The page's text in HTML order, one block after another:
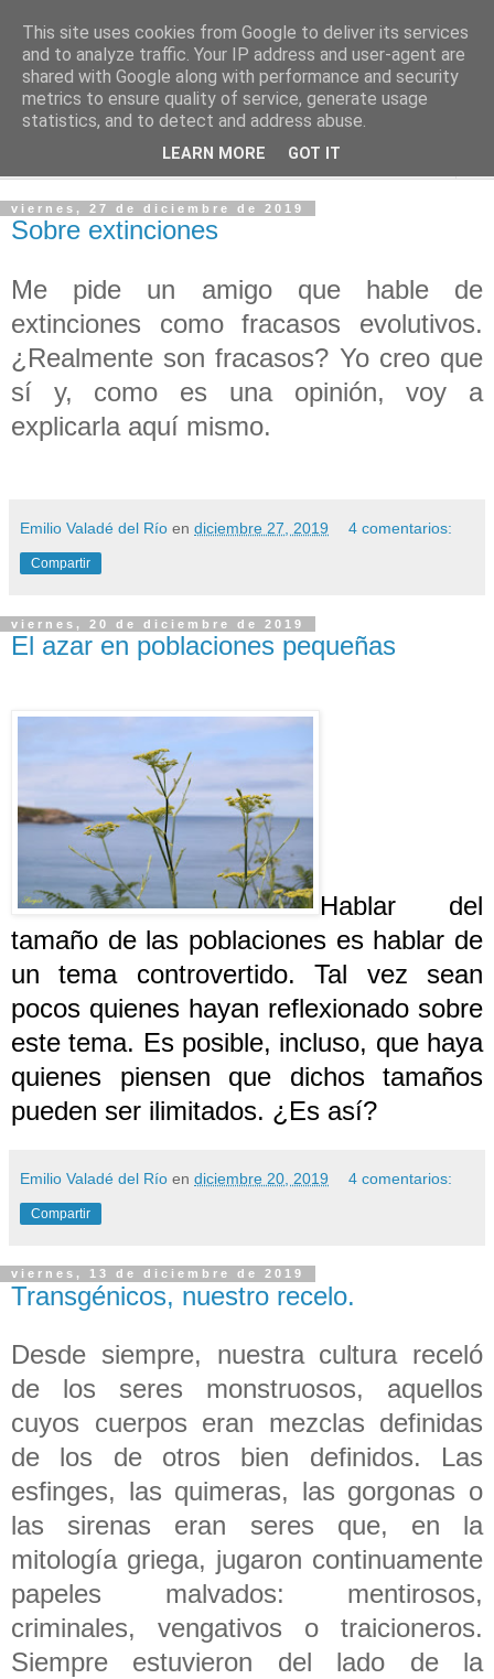
PASEANTE SILENCIOSO
Blog personal de Emilio Valadé del Río
viernes, 27 de diciembre de 2019
Sobre extinciones
Me pide un amigo que hable de
extinciones como fracasos evolutivos.
¿Realmente son fracasos? Yo creo que
sí y, como es una opinión, voy a
explicarla aquí mismo.
Emilio Valadé del Río en diciembre 27, 2019 4 comentarios:
Compartir
viernes, 20 de diciembre de 2019
El azar en poblaciones pequeñas
Hablar del
tamaño de las poblaciones es hablar de
un tema controvertido. Tal vez sean
pocos quienes hayan reflexionado sobre
este tema. Es posible, incluso, que haya
quienes piensen que dichos tamaños
pueden ser ilimitados. ¿Es así?
Emilio Valadé del Río en diciembre 20, 2019 4 comentarios:
Compartir
viernes, 13 de diciembre de 2019
Transgénicos, nuestro recelo.
Desde siempre, nuestra cultura receló
de los seres monstruosos, aquellos
cuyos cuerpos eran mezclas definidas
de los de otros bien definidos. Las
esfinges, las quimeras, las gorgonas o
las sirenas eran seres que, en la
mitología griega, jugaron continuamente
papeles malvados: mentirosos,
criminales, vengativos o traicioneros.
Siempre estuvieron del lado de la
This site uses cookies from Google to deliver its services
and to analyze traffic. Your IP address and user-agent are
shared with Google along with performance and security
metrics to ensure quality of service, generate usage
statistics, and to detect and address abuse.
LEARN MORE GOT IT